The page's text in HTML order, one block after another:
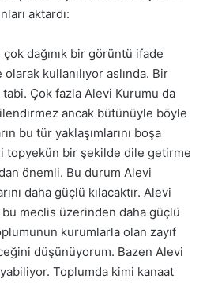
aktardı:
dağınık bir görüntü ifade
kullanılıyor aslında. Bir
Çok fazla Alevi Kurumu da
ancak bütünüyle böyle
bu tür yaklaşımlarını boşa
topyekün bir şekilde dile getirme
önemli. Bu durum Alevi
daha güçlü kılacaktır. Alevi
meclis üzerinden daha güçlü
kurumlarla olan zayıf
düşünüyorum. Bazen Alevi
Toplumda kimi kanaat